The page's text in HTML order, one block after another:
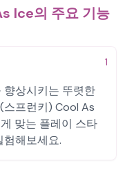
Ice의 주요 기능
1
향상시키는 뚜렷한
스프런키) Cool As
맞는 플레이 스타
해보세요.